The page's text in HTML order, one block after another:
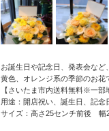
お誕生日や記念日、発表会など
黄色、オレンジ系の季節のお花
【さいたま市内送料無料※一部
用途：開店祝い、誕生日、記念
サイズ：高さ25センチ前後 幅